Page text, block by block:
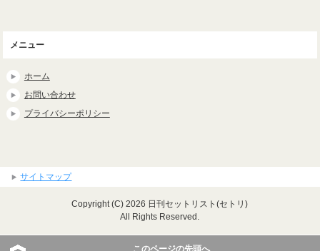
メニュー
ホーム
お問い合わせ
プライバシーポリシー
サイトマップ
Copyright (C) 2026 日刊セットリスト(セトリ)
All Rights Reserved.
このページの先頭へ